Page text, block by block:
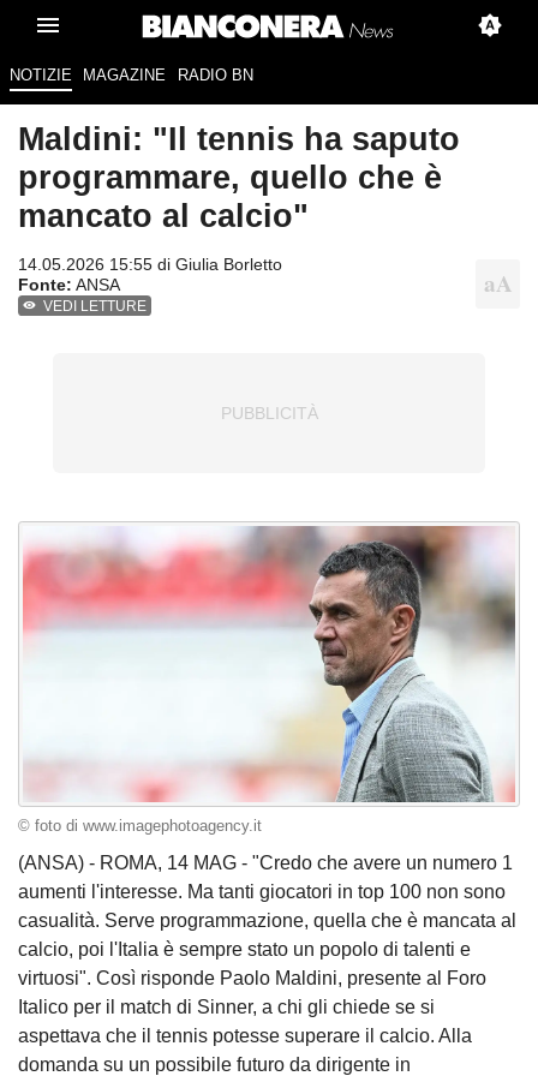
NOTIZIE MAGAZINE RADIO BN
Maldini: "Il tennis ha saputo
programmare, quello che è
mancato al calcio"
14.05.2026 15:55 di Giulia Borletto
Fonte: ANSA
VEDI LETTURE
© foto di www.imagephotoagency.it
(ANSA) - ROMA, 14 MAG - "Credo che avere un numero 1
aumenti l'interesse. Ma tanti giocatori in top 100 non sono
casualità. Serve programmazione, quella che è mancata al
calcio, poi l'Italia è sempre stato un popolo di talenti e
virtuosi". Così risponde Paolo Maldini, presente al Foro
Italico per il match di Sinner, a chi gli chiede se si
aspettava che il tennis potesse superare il calcio. Alla
domanda su un possibile futuro da dirigente in